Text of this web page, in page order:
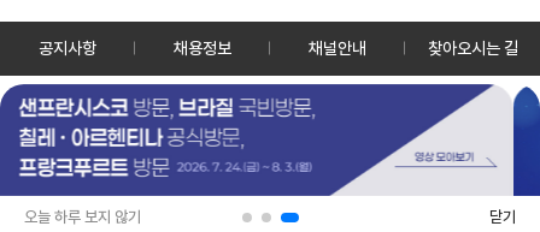
오늘 하루 보지 않기 닫기
공지사항 채용정보 채널안내 찾아오시는 길
30128 세종특별자치시 정부2청사로 13 한국정책방송원 KTV
TEL: 044-204-8000
Copyrightⓒ KTV 국민방송 All Rights Reserved.
앱 다운로드